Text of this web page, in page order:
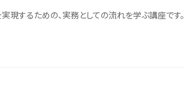
現するための、実務としての流れを学ぶ講座です。